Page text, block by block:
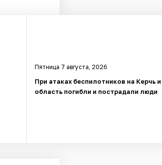
Пятница 7 августа, 2026
При атаках беспилотников на Керчь
область погибли и пострадали люди